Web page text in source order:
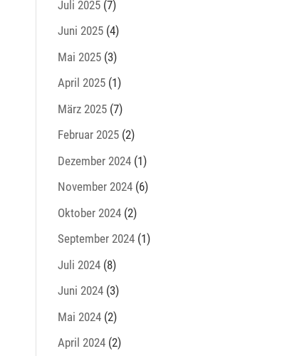
Juli 2025 (7)
Juni 2025 (4)
Mai 2025 (3)
April 2025 (1)
März 2025 (7)
Februar 2025 (2)
Dezember 2024 (1)
November 2024 (6)
Oktober 2024 (2)
September 2024 (1)
Juli 2024 (8)
Juni 2024 (3)
Mai 2024 (2)
April 2024 (2)